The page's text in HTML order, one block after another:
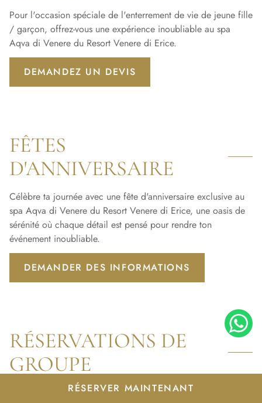
Pour l'occasion spéciale de l'enterrement de vie de jeune fille
/ garçon, offrez-vous une expérience inoubliable au spa
Aqva di Venere du Resort Venere di Erice.
DEMANDEZ UN DEVIS
FÊTES
D'ANNIVERSAIRE
Célèbre ta journée avec une fête d'anniversaire exclusive au
spa Aqva di Venere du Resort Venere di Erice, une oasis de
sérénité où chaque détail est pensé pour rendre ton
événement inoubliable.
DEMANDER DES INFORMATIONS
RÉSERVATIONS DE
GROUPE
Le spa est accessible en mode collectif en réservant pour des
RÉSERVER MAINTENANT